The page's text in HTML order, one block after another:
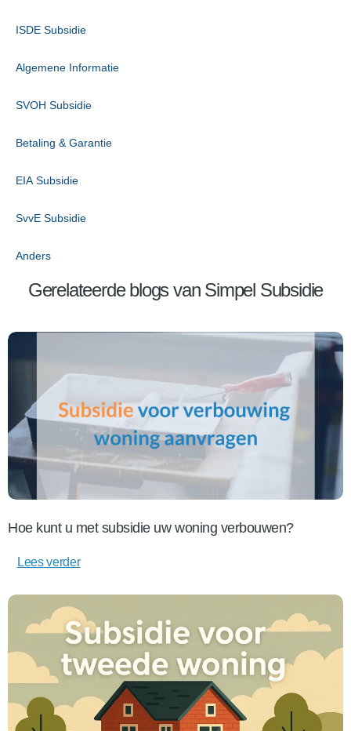
ISDE Subsidie
Algemene Informatie
SVOH Subsidie
Betaling & Garantie
EIA Subsidie
SvvE Subsidie
Anders
Gerelateerde blogs van Simpel Subsidie
Hoe kunt u met subsidie uw woning verbouwen?
Lees verder